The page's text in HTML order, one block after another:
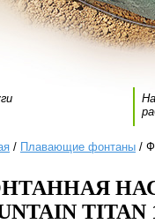
/ Плавающие фонтаны /
TITAN